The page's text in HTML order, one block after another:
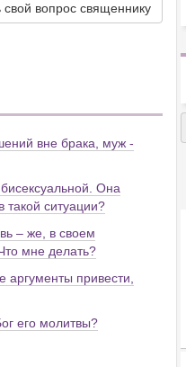
вопрос священнику
вне брака, муж -
Она
такой ситуации?
– же, в своем
мне делать?
привести,
его молитвы?